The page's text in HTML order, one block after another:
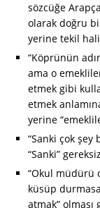
sözcüğe
olarak doğru
yerine tekil
“Köprünün
ama o
etmek gibi
etmek
yerine
“Sanki çok şey
“Sanki”
“Okul müdürü
küsüp
atmak” olması